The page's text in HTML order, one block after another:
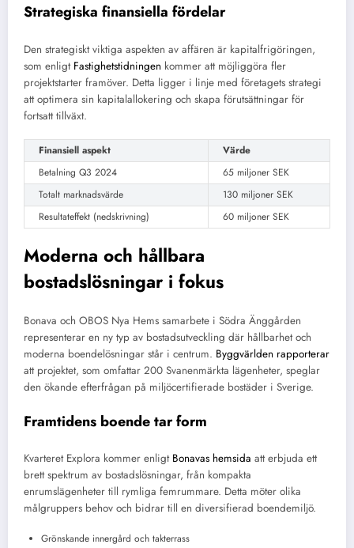
Strategiska finansiella fördelar
Den strategiskt viktiga aspekten av affären är kapitalfrigöringen,
som enligt Fastighetstidningen kommer att möjliggöra fler
projektstarter framöver. Detta ligger i linje med företagets strategi
att optimera sin kapitalallokering och skapa förutsättningar för
fortsatt tillväxt.
Finansiell aspekt
Värde
Betalning Q3 2024
65 miljoner SEK
Totalt marknadsvärde
130 miljoner SEK
Resultateffekt (nedskrivning)
60 miljoner SEK
Moderna och hållbara
bostadslösningar i fokus
Bonava och OBOS Nya Hems samarbete i Södra Änggården
representerar en ny typ av bostadsutveckling där hållbarhet och
moderna boendelösningar står i centrum. Byggvärlden rapporterar
att projektet, som omfattar 200 Svanenmärkta lägenheter, speglar
den ökande efterfrågan på miljöcertifierade bostäder i Sverige.
Framtidens boende tar form
Kvarteret Explora kommer enligt Bonavas hemsida att erbjuda ett
brett spektrum av bostadslösningar, från kompakta
enrumslägenheter till rymliga femrummare. Detta möter olika
målgruppers behov och bidrar till en diversifierad boendemiljö.
Grönskande innergård och takterrass